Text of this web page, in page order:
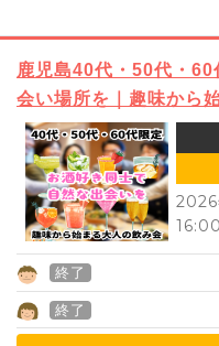
鹿児島40代・50代・60
会い場所を｜趣味から
16:00
終了
終了